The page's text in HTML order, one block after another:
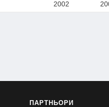
2002
ПАРТНЬОРИ